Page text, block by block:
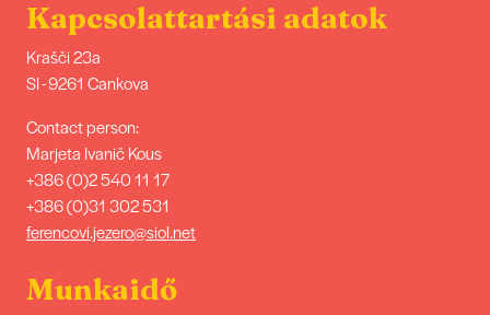
Kapcsolattartási adatok
Krašči 23a
SI - 9261 Cankova
Contact person:
Marjeta Ivanič Kous
+386 (0)2 540 11 17
+386 (0)31 302 531
ferencovi.jezero@siol.net
Munkaidő